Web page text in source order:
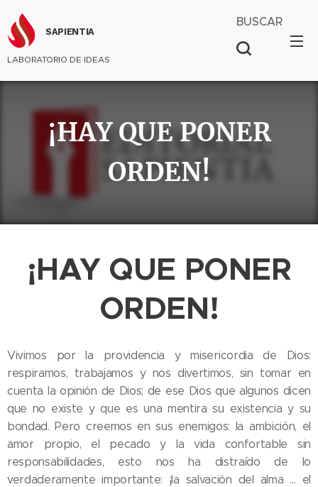
SAPIENTIA
LABORATORIO DE IDEAS
BUSCAR
¡HAY QUE PONER
ORDEN!
¡HAY QUE PONER
ORDEN!
Vivimos por la providencia y misericordia de Dios:
respiramos, trabajamos y nos divertimos, sin tomar en
cuenta la opinión de Dios; de ese Dios que algunos dicen
que no existe y que es una mentira su existencia y su
bondad. Pero creemos en sus enemigos: la ambición, el
amor propio, el pecado y la vida confortable sin
responsabilidades, esto nos ha distraído de lo
verdaderamente importante: ¡la salvación del alma … el